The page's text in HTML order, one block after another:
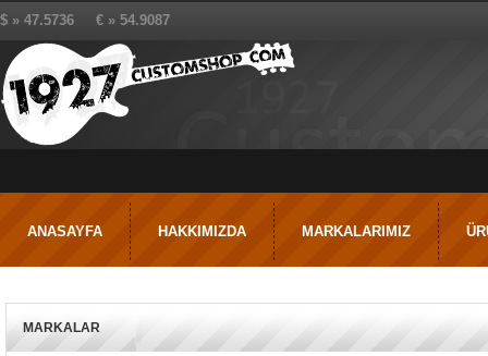
$ » 47.5736 € » 54.9087
ANASAYFA HAKKIMIZDA MARKALARIMIZ
MARKALAR